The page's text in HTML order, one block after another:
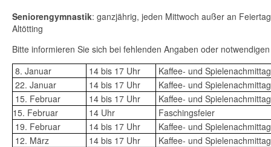
Seniorengymnastik: ganzjährig, jeden Mittwoch außer an
Altötting
Bitte informieren Sie sich bei fehlenden Angaben oder
8. Januar
14 bis 17 Uhr
Kaffee- und Spielenachmittag
22. Januar
14 bis 17 Uhr
Kaffee- und Spielenachmittag
15. Februar
14 bis 17 Uhr
Kaffee- und Spielenachmittag
15. Februar
14 Uhr
Faschingsfeier
19. Februar
14 bis 17 Uhr
Kaffee- und Spielenachmittag
12. März
14 bis 17 Uhr
Kaffee- und Spielenachmittag